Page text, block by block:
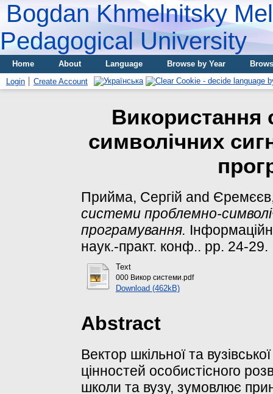
Bogdan Khmelnitsky
Pedagogical University
Home About Language Browse by Year
Login
Create Account
Використання
символічних
Прийма, Сергій and
системи проблемно-
програмування.
наук.-практ. конф.. pp. 24-29.
Text
000 Викор системи.pdf
Download (462kB)
Abstract
Вектор шкільної та
цінностей особистісного
школи та вузу, зумовлює